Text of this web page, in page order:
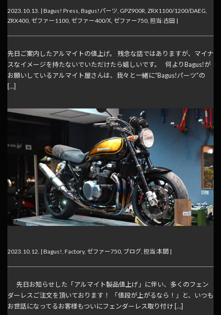
2023.10.13. | Bagus! Press, Bagus!パーツ, GPZ900R, ZRX1100/1200/DAEG,
ZRX400, ゼファー1100, ゼファー400/Χ, ゼファー750, 担当:古田 |
先日ご案内したアルマイトの値上げ。 残念な話ではありますが、マイナ
スなイメージを持たないでいただけたら嬉しいです。 何よりBagus!が
お願いしているアルマイト屋さんは、我々と一緒に“Bagus!パーツ”の
[…]
2023.10.12. | Bagus!, Factory, ゼファー750, ブログ, 担当:本間 |
先日お知らせした「アルマイト製品値上げ」に伴い、多くのフェン
ダーレスご注文を頂いております！ 「値段が上がるなら！」と、いつも
お世話になってるお客様もついにフェンダーレス取り付け […]